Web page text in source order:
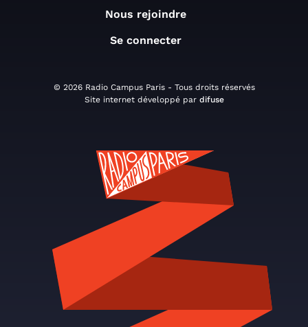
Nous rejoindre
Se connecter
© 2026 Radio Campus Paris - Tous droits réservés
Site internet développé par difuse